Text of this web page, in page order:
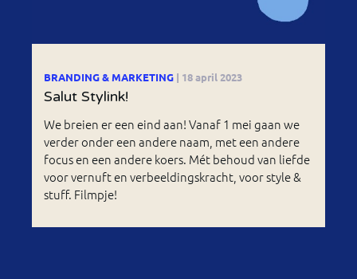
BRANDING & MARKETING | 18 april 2023
Salut Stylink!
We breien er een eind aan! Vanaf 1 mei gaan we
verder onder een andere naam, met een andere
focus en een andere koers. Mét behoud van liefde
voor vernuft en verbeeldingskracht, voor style &
stuff. Filmpje!